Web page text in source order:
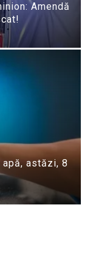
Amendă
apă, astăzi, 8